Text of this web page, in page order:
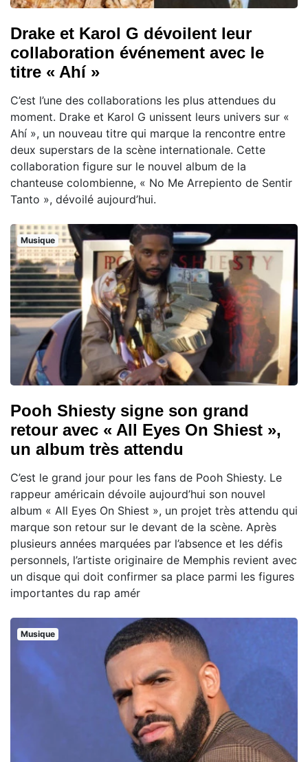
Drake et Karol G dévoilent leur
collaboration événement avec le
titre « Ahí »
C’est l’une des collaborations les plus attendues du
moment. Drake et Karol G unissent leurs univers sur «
Ahí », un nouveau titre qui marque la rencontre entre
deux superstars de la scène internationale. Cette
collaboration figure sur le nouvel album de la
chanteuse colombienne, « No Me Arrepiento de Sentir
Tanto », dévoilé aujourd’hui.
Musique
Pooh Shiesty signe son grand
retour avec « All Eyes On Shiest »,
un album très attendu
C’est le grand jour pour les fans de Pooh Shiesty. Le
rappeur américain dévoile aujourd’hui son nouvel
album « All Eyes On Shiest », un projet très attendu qui
marque son retour sur le devant de la scène. Après
plusieurs années marquées par l’absence et les défis
personnels, l’artiste originaire de Memphis revient avec
un disque qui doit confirmer sa place parmi les figures
importantes du rap amér
Musique